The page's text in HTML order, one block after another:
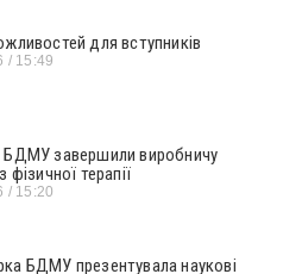
для вступників
15:49
БДМУ завершили виробничу
фізичної терапії
15:20
БДМУ презентувала наукові